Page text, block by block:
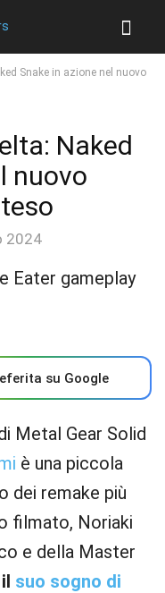
Snake in azione nel nuovo
Naked
nuovo
2024
su Google
Metal Gear Solid
è una piccola
dei remake più
filmato, Noriaki
e della Master
suo sogno di